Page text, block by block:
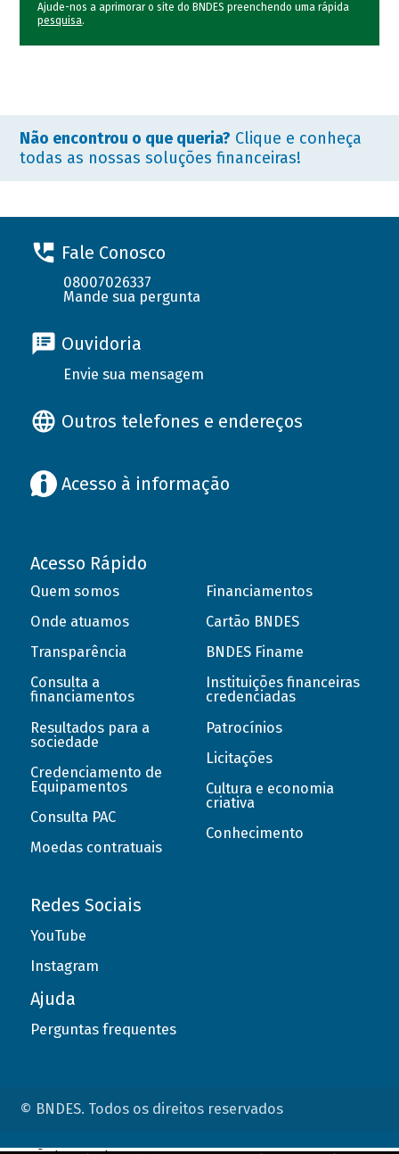
Ajude-nos a aprimorar o site do BNDES preenchendo uma rápida
pesquisa.
Não encontrou o que queria? Clique e conheça
todas as nossas soluções financeiras!
Fale Conosco
08007026337
Mande sua pergunta
Ouvidoria
Envie sua mensagem
Outros telefones e endereços
Acesso à informação
Acesso Rápido
Quem somos
Onde atuamos
Transparência
Consulta a
financiamentos
Resultados para a
sociedade
Credenciamento de
Equipamentos
Consulta PAC
Moedas contratuais
Financiamentos
Cartão BNDES
BNDES Finame
Instituições financeiras
credenciadas
Patrocínios
Licitações
Cultura e economia
criativa
Conhecimento
Redes Sociais
YouTube
Instagram
Ajuda
Perguntas frequentes
© BNDES. Todos os direitos reservados